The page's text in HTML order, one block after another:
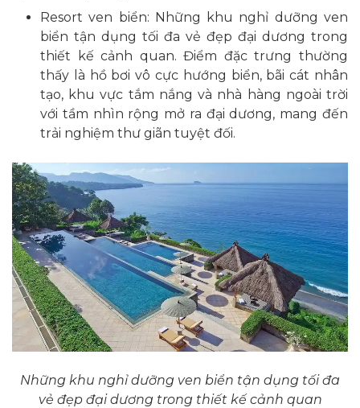
Resort ven biển: Những khu nghỉ dưỡng ven
biển tận dụng tối đa vẻ đẹp đại dương trong
thiết kế cảnh quan. Điểm đặc trưng thường
thấy là hồ bơi vô cực hướng biển, bãi cát nhân
tạo, khu vực tắm nắng và nhà hàng ngoài trời
với tầm nhìn rộng mở ra đại dương, mang đến
trải nghiệm thư giãn tuyệt đối.
Những khu nghỉ dưỡng ven biển tận dụng tối đa
vẻ đẹp đại dương trong thiết kế cảnh quan